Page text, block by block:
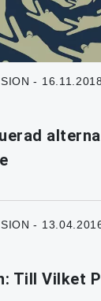
- 16.11.2018
-
Till Vilket